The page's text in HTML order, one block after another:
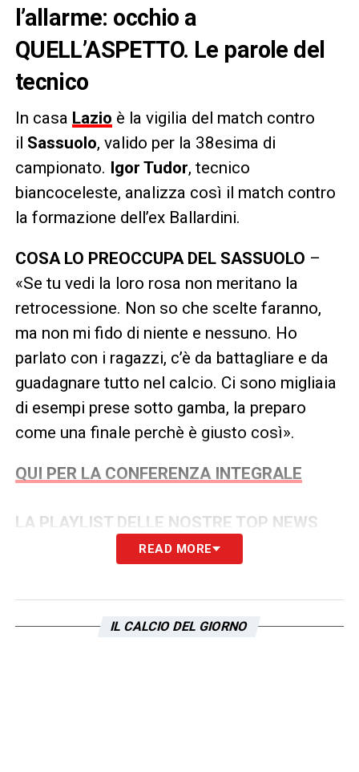
l’allarme: occhio a
QUELL’ASPETTO. Le parole del
tecnico
In casa Lazio è la vigilia del match contro
il Sassuolo, valido per la 38esima di
campionato. Igor Tudor, tecnico
biancoceleste, analizza così il match contro
la formazione dell’ex Ballardini.
COSA LO PREOCCUPA DEL SASSUOLO –
«Se tu vedi la loro rosa non meritano la
retrocessione. Non so che scelte faranno,
ma non mi fido di niente e nessuno. Ho
parlato con i ragazzi, c’è da battagliare e da
guadagnare tutto nel calcio. Ci sono migliaia
di esempi prese sotto gamba, la preparo
come una finale perchè è giusto così».
QUI PER LA CONFERENZA INTEGRALE
LA PLAYLIST DELLE NOSTRE TOP NEWS
READ MORE
IL CALCIO DEL GIORNO